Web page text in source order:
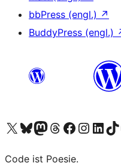
bbPress (engl.) ↗
BuddyPress (engl.)
Das X-Konto (früher Twitter) von WordPress.org besuchen
Das Bluesky-Konto von WordPress.org besuchen
Das Mastodon-Konto von WordPress.org besuchen
Das Threads-Konto von WordPress.org besuchen
Die Facebook-Seite von WordPress.org
Das Instagram-Konto von
Das LinkedIn-Konto
Das
Code ist Poesie.